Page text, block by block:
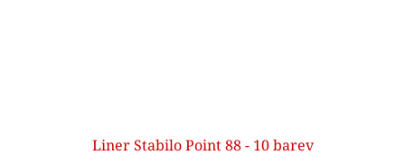
Liner Stabilo Point 88 - 10 barev